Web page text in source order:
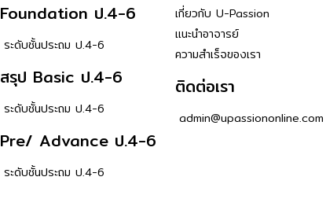
Foundation ป.4-6
ระดับชั้นประถม ป.4-6
สรุป Basic ป.4-6
ระดับชั้นประถม ป.4-6
Pre/ Advance ป.4-6
ระดับชั้นประถม ป.4-6
เกี่ยวกับ U-Passion
แนะนำอาจารย์
ความสำเร็จของเรา
ติดต่อเรา
admin@upassiononline.com